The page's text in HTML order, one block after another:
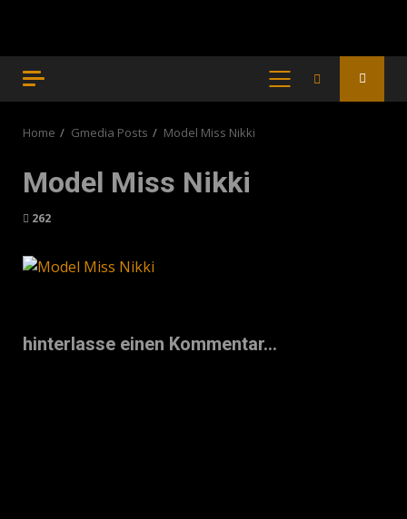
PRIMARY
Home Gmedia Posts Model Miss Nikki
Model Miss Nikki
262
hinterlasse einen Kommentar...